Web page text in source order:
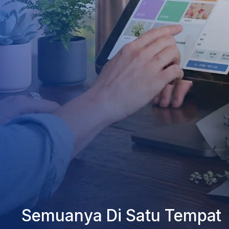
Semuanya Di Satu Tempat